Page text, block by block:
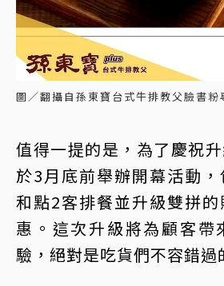
圖／翻攝自孫東寶台式牛排教父臉書粉
值得一提的是，為了慶祝
於3月底前舉辦開幕活動
和點2客排餐並升級雙拼
惠。這次升級將為顧客帶
驗，絕對是吃貨們不容錯過